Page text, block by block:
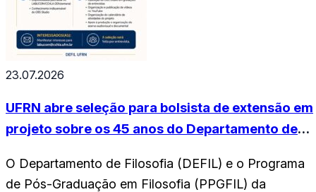
23.07.2026
UFRN abre seleção para bolsista de extensão em
projeto sobre os 45 anos do Departamento de
O Departamento de Filosofia (DEFIL) e o Programa
de Pós-Graduação em Filosofia (PPGFIL) da